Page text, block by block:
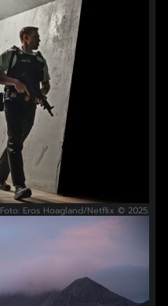
Foto: Eros Hoagland/Netflix © 2025.